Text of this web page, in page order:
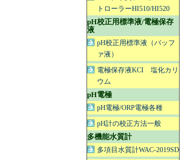
トローラーHI510/HI520
pH校正用標準液/電極保存
液
pH校正用標準液（バッフ
ァ液）
電極保存液KCI 塩化カリ
ウム
pH電極
pH電極/ORP電極各種
pH計の校正方法一般
多機能水質計
多項目水質計WAC-2019SD